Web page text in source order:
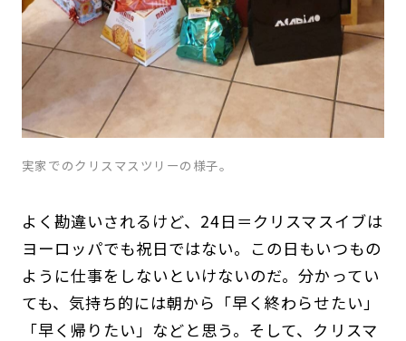
実家でのクリスマスツリーの様子。
よく勘違いされるけど、24日＝クリスマスイブは
ヨーロッパでも祝日ではない。この日もいつもの
ように仕事をしないといけないのだ。分かってい
ても、気持ち的には朝から「早く終わらせたい」
「早く帰りたい」などと思う。そして、クリスマ